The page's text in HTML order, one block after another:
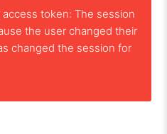
access token: The session
the user changed their
changed the session for